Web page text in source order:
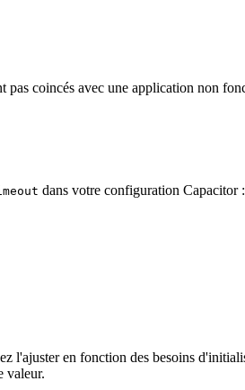
pas coincés avec une application non
dans votre configuration Capacitor :
l'ajuster en fonction des besoins
valeur.